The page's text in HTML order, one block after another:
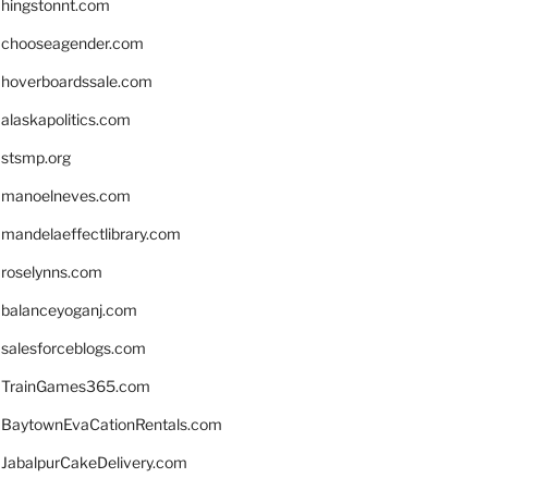
hingstonnt.com
chooseagender.com
hoverboardssale.com
alaskapolitics.com
stsmp.org
manoelneves.com
mandelaeffectlibrary.com
roselynns.com
balanceyoganj.com
salesforceblogs.com
TrainGames365.com
BaytownEvaCationRentals.com
JabalpurCakeDelivery.com